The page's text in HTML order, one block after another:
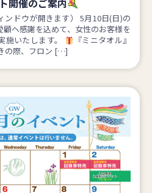
開催のご案内
ンドウが開きます） 5月10日(日)の
へ感謝を込めて、女性のお客様を
施いたします。
『ミニタオル』
の際、フロン […]